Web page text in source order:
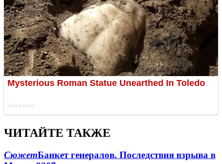
ЧИТАЙТЕ ТАКЖЕ
СюжетБанкет генералов. Последствия взрыва в